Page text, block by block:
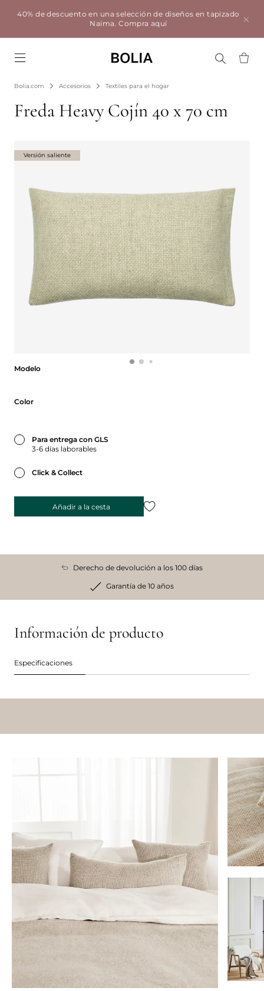
40% de descuento en una selección de diseños en tapizado
Naima.Compra aquí
Bolia.com Accesorios Textiles para el hogar
Freda Heavy Cojín 40 x 70 cm
Modelo
Color
Para entrega con GLS
3-6 días laborables
Click & Collect
Añadir a la cesta
Versión saliente
Derecho de devolución a los 100 días
Garantía de 10 años
Información de producto
Especificaciones